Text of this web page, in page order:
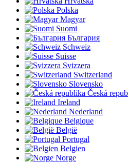
Polska
Magyar
Suomi
България
Schweiz
Suisse
Svizzera
Switzerland
Slovensko
Česká
Ireland
Nederland
Belgique
België
Portugal
Belgien
Norge